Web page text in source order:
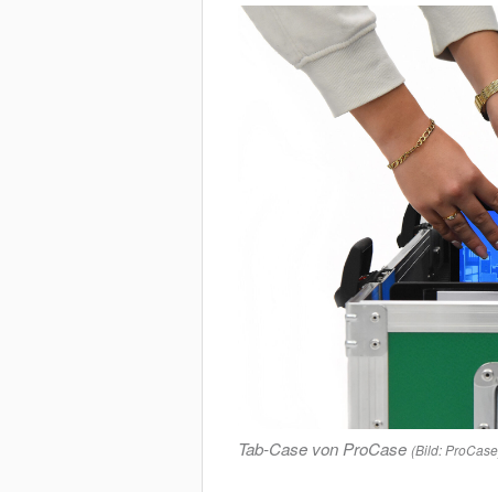
Tab-Case von ProCase (Bild: